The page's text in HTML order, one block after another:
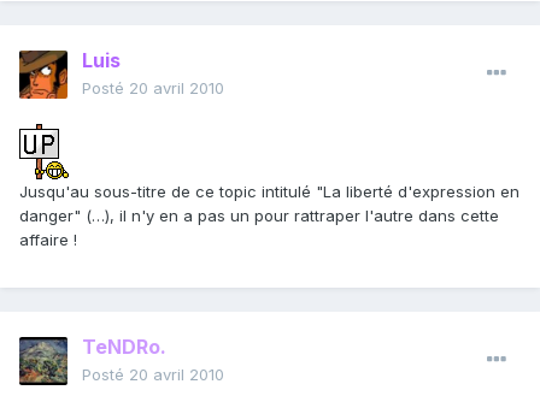
Luis
Posté 20 avril 2010
Jusqu'au sous-titre de ce topic intitulé "La liberté d'expression en
danger" (…), il n'y en a pas un pour rattraper l'autre dans cette
affaire !
TeNDRo.
Posté 20 avril 2010